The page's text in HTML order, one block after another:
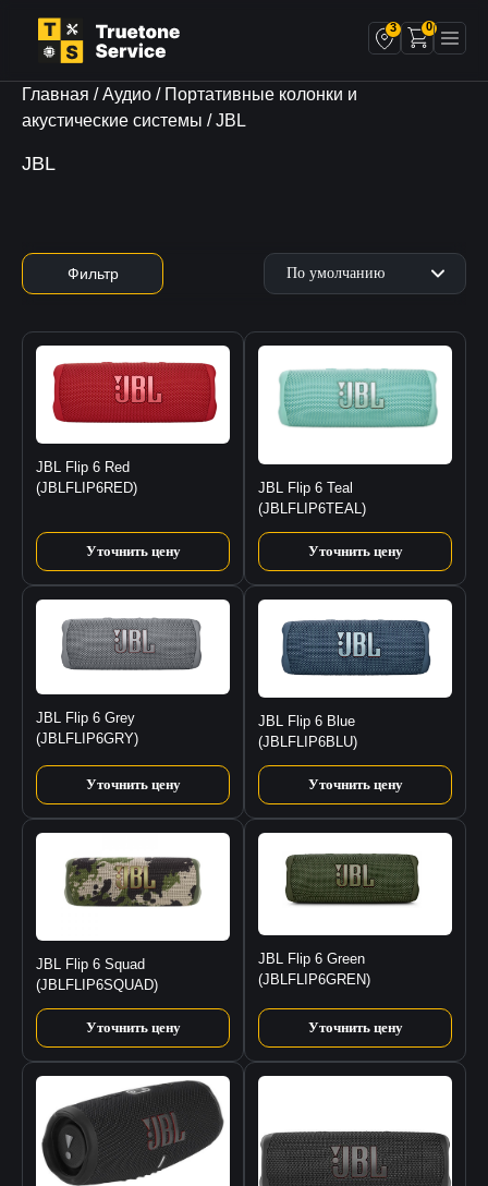
3 0
Главная /Аудио / Портативные колонки и
акустические системы / JBL
JBL
Фильтр
JBL Flip 6 Red
(JBLFLIP6RED)
Уточнить цену
JBL Flip 6 Teal
(JBLFLIP6TEAL)
Уточнить цену
JBL Flip 6 Grey
(JBLFLIP6GRY)
Уточнить цену
JBL Flip 6 Blue
(JBLFLIP6BLU)
Уточнить цену
JBL Flip 6 Squad
(JBLFLIP6SQUAD)
Уточнить цену
JBL Flip 6 Green
(JBLFLIP6GREN)
Уточнить цену